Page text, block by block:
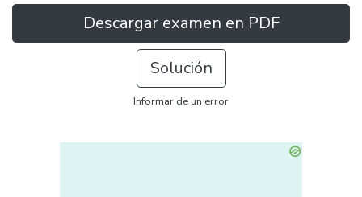
Descargar examen en PDF
Solución
Informar de un error